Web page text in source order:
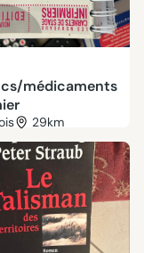
médicaments
29km